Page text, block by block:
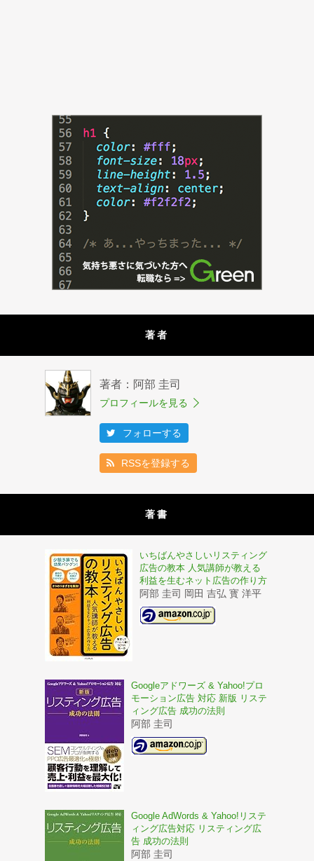
著者
著者：阿部 圭司
プロフィールを見る
フォローする
RSSを登録する
著書
いちばんやさしいリスティング
広告の教本 人気講師が教える
利益を生むネット広告の作り方
阿部 圭司 岡田 吉弘 寳 洋平
Googleアドワーズ & Yahoo!プロ
モーション広告 対応 新版 リステ
ィング広告 成功の法則
阿部 圭司
Google AdWords & Yahoo!リステ
ィング広告対応 リスティング広
告 成功の法則
阿部 圭司